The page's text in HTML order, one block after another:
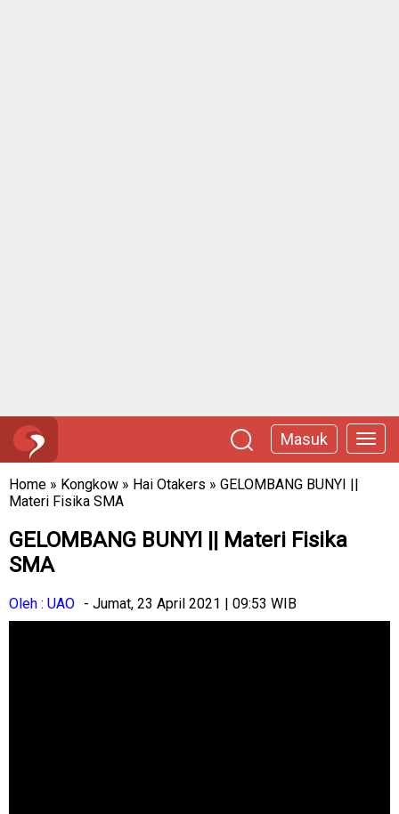
Masuk
Home » Kongkow » Hai Otakers » GELOMBANG BUNYI ||
Materi Fisika SMA
GELOMBANG BUNYI || Materi Fisika
SMA
Oleh : UAO - Jumat, 23 April 2021 | 09:53 WIB